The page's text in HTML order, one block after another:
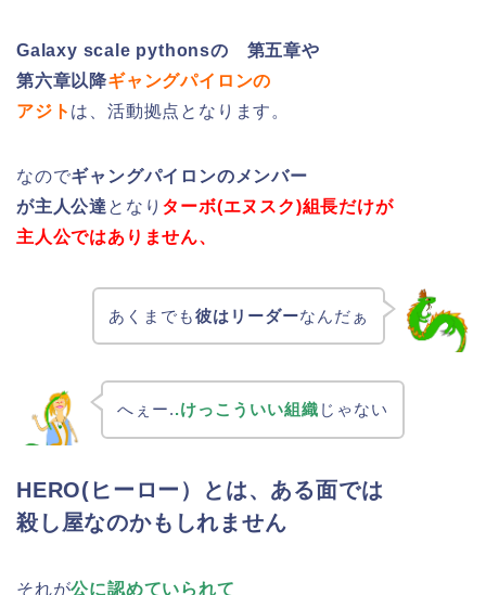
Galaxy scale pythonsの 第五章や
第六章以降ギャングパイロンの
アジト は、活動拠点となります。
なのでギャングパイロンのメンバー
が主人公達 となり ターボ(エヌスク)組長だけが
主人公ではありません、
あくまでも彼はリーダーなんだぁ
へぇー..けっこういい組織 じゃない
HERO(ヒーロー）とは、ある面では
殺し屋なのかもしれません
それが公に認めていられて